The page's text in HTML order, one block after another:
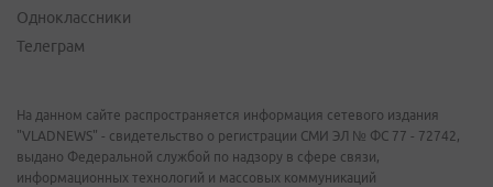
Одноклассники
Телеграм
На данном сайте распространяется информация сетевого издания
"VLADNEWS" - свидетельство о регистрации СМИ ЭЛ № ФС 77 - 72742,
выдано Федеральной службой по надзору в сфере связи,
информационных технологий и массовых коммуникаций